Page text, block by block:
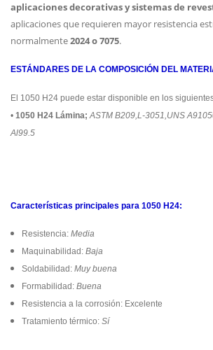
aplicaciones decorativas y sistemas de
aplicaciones que requieren mayor resistencia
normalmente2024 o 7075.
ESTÁNDARES DE LA COMPOSICIÓN DEL
El 1050 H24 puede estar disponible en los
• 1050 H24 Lámina; ASTM B209,L-3051,UNS
Al99.5
Características principales para 1050 H24:
Resistencia: Media
Maquinabilidad: Baja
Soldabilidad: Muy buena
Formabilidad: Buena
Resistencia a la corrosión: Excelente
Tratamiento térmico: Sí